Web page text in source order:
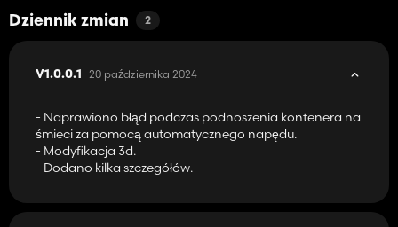
Dziennik zmian 2
V1.0.0.1 20 października 2024
- Naprawiono błąd podczas podnoszenia kontenera na
śmieci za pomocą automatycznego napędu.
- Modyfikacja 3d.
- Dodano kilka szczegółów.